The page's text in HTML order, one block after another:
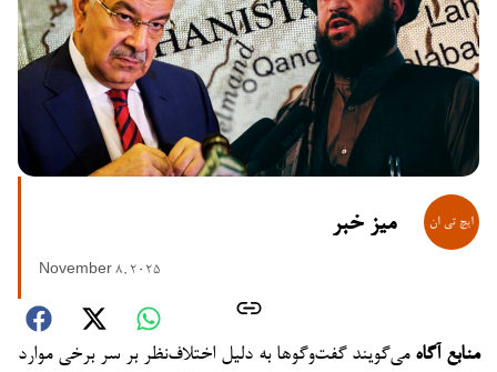
میز خبر
November 8, 2025
منابع آگاه می‌گویند گفت‌وگوها به دلیل اختلاف‌نظر بر سر برخی موارد